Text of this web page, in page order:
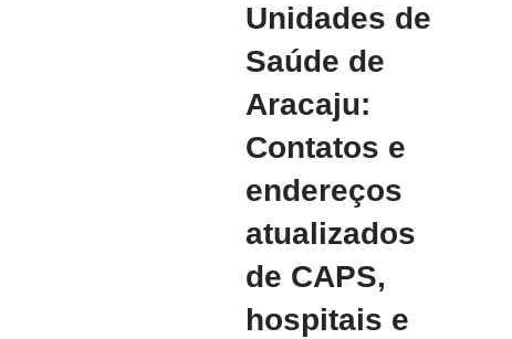
Unidades de
Saúde de
Aracaju:
Contatos e
endereços
atualizados
de CAPS,
hospitais e